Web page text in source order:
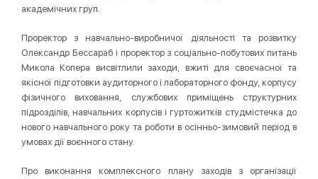
академічних груп.
Проректор з навчально-виробничої діяльності та розвитку
Олександр Бессараб і проректор з соціально-побутових питань
Микола Копера висвітлили заходи, вжиті для своєчасної та
якісної підготовки аудиторного і лабораторного фонду, корпусу
фізичного виховання, службових приміщень структурних
підрозділів, навчальних корпусів і гуртожитків студмістечка до
нового навчального року та роботи в осінньо-зимовий період в
умовах дії воєнного стану.
Про виконання комплексного плану заходів з організації